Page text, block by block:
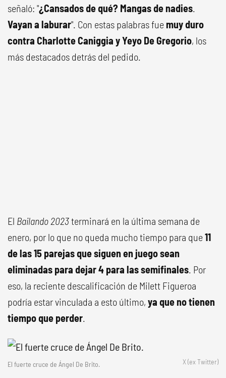
señaló: "¿Cansados de qué? Mangas de nadies.
Vayan a laburar". Con estas palabras fue muy duro
contra Charlotte Caniggia y Yeyo De Gregorio, los
más destacados detrás del pedido.
El Bailando 2023terminará en la última semana de
enero, por lo que no queda mucho tiempo para que11
de las 15 parejas que siguen en juego sean
eliminadas para dejar 4 para las semifinales. Por
eso, la reciente descalificación de Milett Figueroa
podría estar vinculada a esto último, ya que no tienen
tiempo que perder.
El fuerte cruce de Ángel De Brito. X (ex Twitter)